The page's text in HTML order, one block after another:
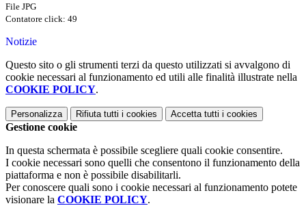
File JPG
Contatore click: 49
Notizie
Questo sito o gli strumenti terzi da questo utilizzati si avvalgono di
cookie necessari al funzionamento ed utili alle finalità illustrate nella
COOKIE POLICY.
Personalizza Rifiuta tutti i cookies Accetta tutti i cookies
Gestione cookie
In questa schermata è possibile scegliere quali cookie consentire.
I cookie necessari sono quelli che consentono il funzionamento della
piattaforma e non è possibile disabilitarli.
Per conoscere quali sono i cookie necessari al funzionamento potete
visionare la COOKIE POLICY.